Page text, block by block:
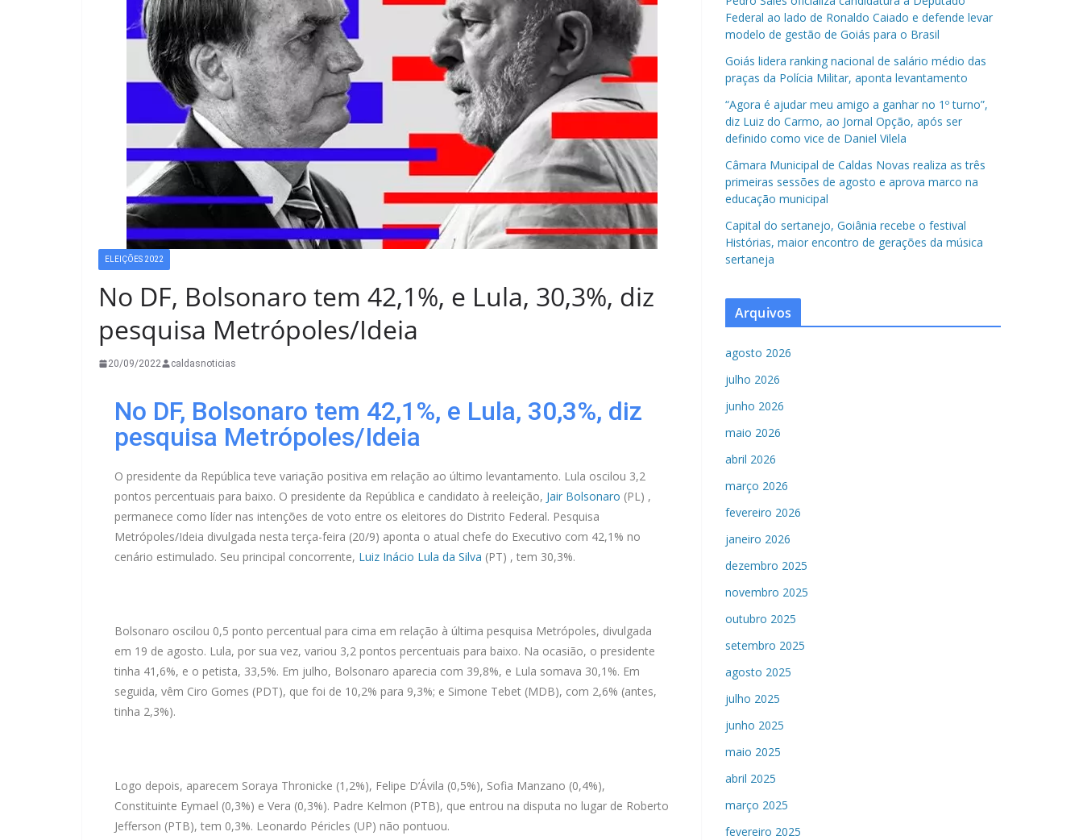
ELEIÇÕES 2022
No DF, Bolsonaro tem 42,1%, e Lula, 30,3%, diz
pesquisa Metrópoles/Ideia
20/09/2022 caldasnoticias
No DF, Bolsonaro tem 42,1%, e Lula, 30,3%, diz
pesquisa Metrópoles/Ideia
O presidente da República teve variação positiva em relação ao último levantamento. Lula oscilou 3,2
pontos percentuais para baixo. O presidente da República e candidato à reeleição, Jair Bolsonaro (PL) ,
permanece como líder nas intenções de voto entre os eleitores do Distrito Federal. Pesquisa
Metrópoles/Ideia divulgada nesta terça-feira (20/9) aponta o atual chefe do Executivo com 42,1% no
cenário estimulado. Seu principal concorrente, Luiz Inácio Lula da Silva (PT) , tem 30,3%.
Bolsonaro oscilou 0,5 ponto percentual para cima em relação à última pesquisa Metrópoles, divulgada
em 19 de agosto. Lula, por sua vez, variou 3,2 pontos percentuais para baixo. Na ocasião, o presidente
tinha 41,6%, e o petista, 33,5%. Em julho, Bolsonaro aparecia com 39,8%, e Lula somava 30,1%. Em
seguida, vêm Ciro Gomes (PDT), que foi de 10,2% para 9,3%; e Simone Tebet (MDB), com 2,6% (antes,
tinha 2,3%).
Logo depois, aparecem Soraya Thronicke (1,2%), Felipe D’Ávila (0,5%), Sofia Manzano (0,4%),
Constituinte Eymael (0,3%) e Vera (0,3%). Padre Kelmon (PTB), que entrou na disputa no lugar de Roberto
Jefferson (PTB), tem 0,3%. Leonardo Péricles (UP) não pontuou.
Federal ao lado de Ronaldo Caiado e defende levar
modelo de gestão de Goiás para o Brasil
Goiás lidera ranking nacional de salário médio das
praças da Polícia Militar, aponta levantamento
“Agora é ajudar meu amigo a ganhar no 1º turno”,
diz Luiz do Carmo, ao Jornal Opção, após ser
definido como vice de Daniel Vilela
Câmara Municipal de Caldas Novas realiza as três
primeiras sessões de agosto e aprova marco na
educação municipal
Capital do sertanejo, Goiânia recebe o festival
Histórias, maior encontro de gerações da música
sertaneja
Arquivos
agosto 2026
julho 2026
junho 2026
maio 2026
abril 2026
março 2026
fevereiro 2026
janeiro 2026
dezembro 2025
novembro 2025
outubro 2025
setembro 2025
agosto 2025
julho 2025
junho 2025
maio 2025
abril 2025
março 2025
fevereiro 2025